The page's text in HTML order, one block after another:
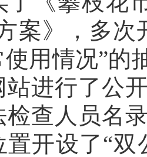
案》，多次
用情况”的
站进行了公
检查人员名
开设了 “双